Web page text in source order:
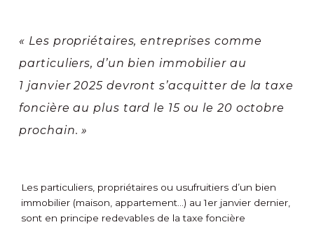
« Les propriétaires, entreprises comme
particuliers, d’un bien immobilier au
1 janvier 2025 devront s’acquitter de la taxe
foncière au plus tard le 15 ou le 20 octobre
prochain. »
Les particuliers, propriétaires ou usufruitiers d’un bien
immobilier (maison, appartement…) au 1er janvier dernier,
sont en principe redevables de la taxe foncière